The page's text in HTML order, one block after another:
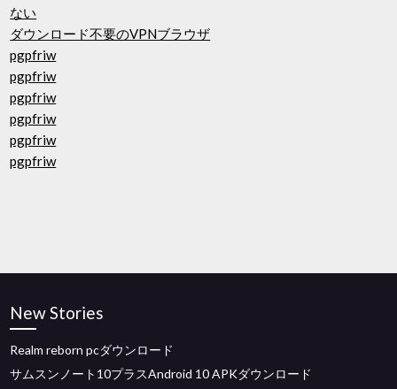
ない
ダウンロード不要のVPNブラウザ
pgpfriw
pgpfriw
pgpfriw
pgpfriw
pgpfriw
pgpfriw
New Stories
Realm reborn pcダウンロード
サムスンノート10プラスAndroid 10 APKダウンロード